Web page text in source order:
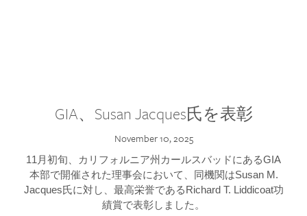
GIA、Susan Jacques氏を表彰
November 10, 2025
11月初旬、カリフォルニア州カールスバッドにあるGIA
本部で開催された理事会において、同機関はSusan M.
Jacques氏に対し、最高栄誉であるRichard T. Liddicoat功
績賞で表彰しました。